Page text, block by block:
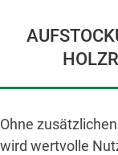
Ohne
wird wertvolle